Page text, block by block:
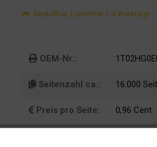
Bestellbar, Lieferfrist 1-3 Werktage
OEM-Nr.:
Seitenzahl ca.: 16.000
Preis pro Seite: 0,96 Cent